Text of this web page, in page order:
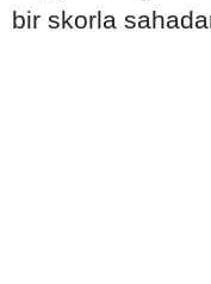
bir skorla